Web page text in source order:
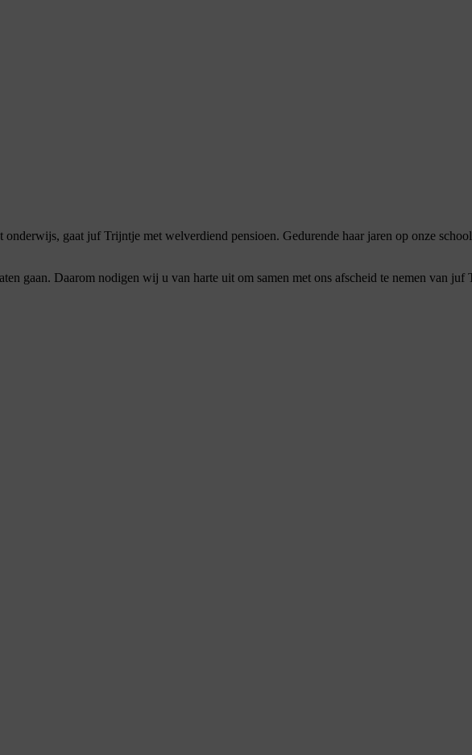
gaat juf Trijntje met welverdiend pensioen. Gedurende haar jaren op onze
gaan. Daarom nodigen wij u van harte uit om samen met ons afscheid te nemen van juf